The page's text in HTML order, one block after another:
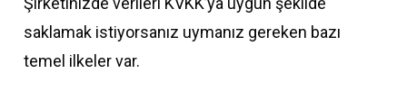
saklamak istiyorsanız uymanız gereken bazı
temel ilkeler var.